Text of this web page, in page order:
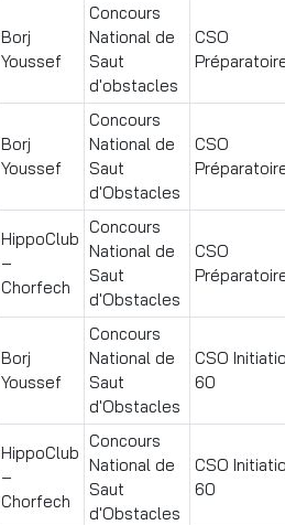
Borj
Youssef
Concours
National de
Saut
d'obstacles
CSO
Borj
Youssef
Concours
National de
Saut
d'Obstacles
CSO
HippoClub
–
Chorfech
Concours
National de
Saut
d'Obstacles
CSO
Borj
Youssef
Concours
National de
Saut
d'Obstacles
CSO
60
HippoClub
–
Chorfech
Concours
National de
Saut
d'Obstacles
CSO
60